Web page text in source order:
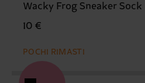
Wacky Frog Sneaker Sock
10 €
POCHI RIMASTI